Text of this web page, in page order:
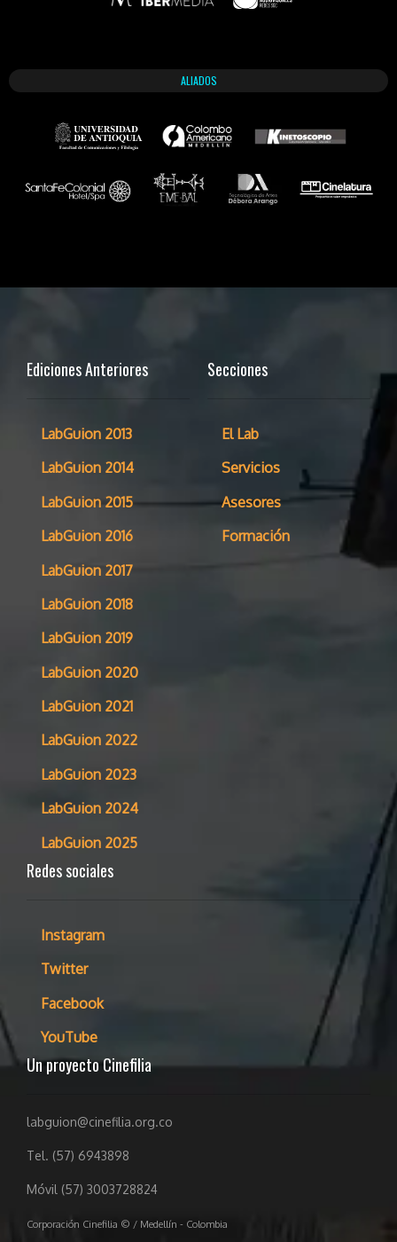
ALIADOS
Ediciones Anteriores
LabGuion 2013
LabGuion 2014
LabGuion 2015
LabGuion 2016
LabGuion 2017
LabGuion 2018
LabGuion 2019
LabGuion 2020
LabGuion 2021
LabGuion 2022
LabGuion 2023
LabGuion 2024
LabGuion 2025
Secciones
El Lab
Servicios
Asesores
Formación
Redes sociales
Instagram
Twitter
Facebook
YouTube
Un proyecto Cinefilia
labguion@cinefilia.org.co
Tel. (57) 6943898
Móvil (57) 3003728824
Corporación Cinefilia © / Medellín - Colombia